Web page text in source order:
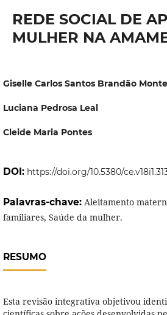
REDE SOCIAL DE
MULHER NA
Giselle Carlos Santos Brandão Monte
Luciana Pedrosa Leal
Cleide Maria Pontes
DOI: https://doi.org/10.5380/
Palavras-chave: Aleitamento
familiares, Saúde da mulher.
RESUMO
Esta revisão integrativa objetivou